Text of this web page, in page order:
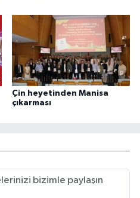
Çin heyetinden Manisa
çıkarması